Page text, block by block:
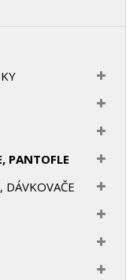
PANTOFLE